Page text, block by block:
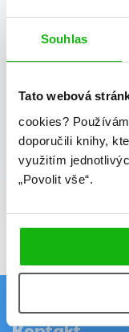
Souhlas
Tato webová
cookies?
doporučili knihy,
využitím
„Povolit vše“.
Souhlasím
Vaše e-